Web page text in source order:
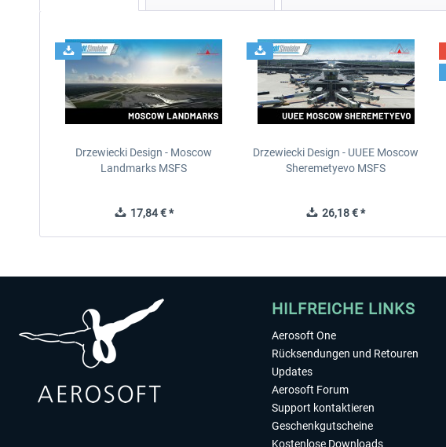
Drzewiecki Design - Moscow
Landmarks MSFS
17,84 € *
Drzewiecki Design - UUEE Moscow
Sheremetyevo MSFS
26,18 € *
HILFREICHE LINKS
Aerosoft One
Rücksendungen und Retouren
Updates
Aerosoft Forum
Support kontaktieren
Geschenkgutscheine
Kostenlose Downloads